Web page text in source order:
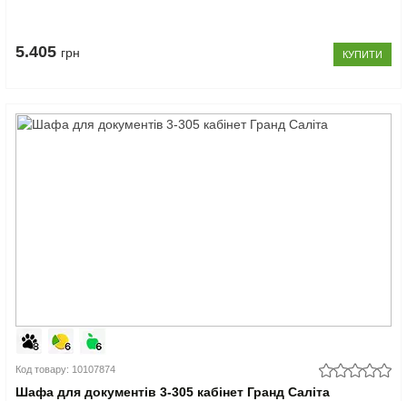
5.405 грн КУПИТИ
Код товару: 10107874
Шафа для документів 3-305 кабінет Гранд Саліта